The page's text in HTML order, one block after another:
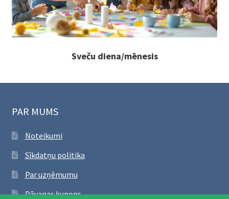
Sveču diena/mēnesis
PAR MUMS
Noteikumi
Sīkdatņu politika
Par uzņēmumu
Dāvanas kupons